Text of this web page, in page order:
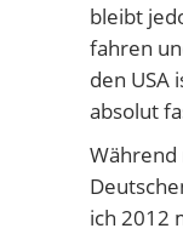
bleibt
fahren
den USA
absolut
Während
ich 2012